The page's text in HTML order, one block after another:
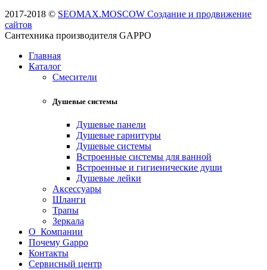
2017-2018 © SEOMAX.MOSCOW Создание и продвижение
сайтов
Сантехника производителя GAPPO
Главная
Каталог
Смесители
Душевые системы
Душевые панели
Душевые гарнитуры
Душевые системы
Встроенные системы для ванной
Встроенные и гигиенические души
Душевые лейки
Аксессуары
Шланги
Трапы
Зеркала
О Компании
Почему Gappo
Контакты
Сервисный центр